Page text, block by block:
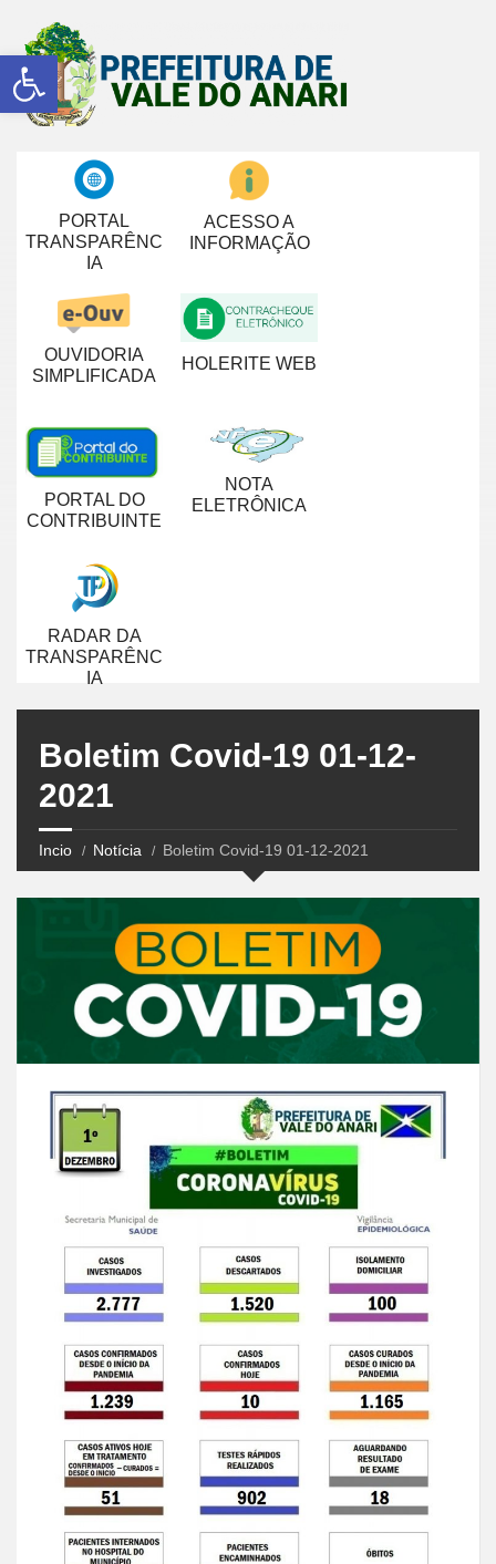
Abrir a barra de ferramentas
PORTAL
TRANSPARÊNC
IA
ACESSO A
INFORMAÇÃO
OUVIDORIA
SIMPLIFICADA
HOLERITE WEB
PORTAL DO
CONTRIBUINTE
NOTA
ELETRÔNICA
RADAR DA
TRANSPARÊNC
IA
Boletim Covid-19 01-12-
2021
Incio Notícia Boletim Covid-19 01-12-2021